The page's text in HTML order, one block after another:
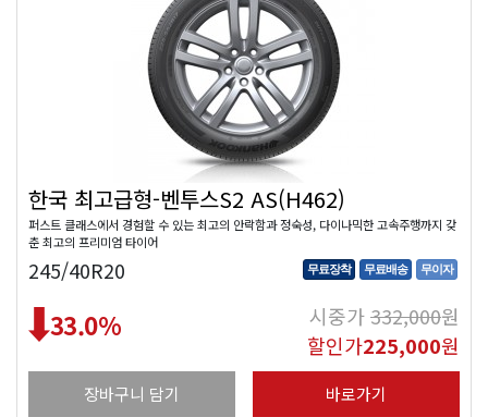
한국 최고급형-벤투스S2 AS(H462)
퍼스트 클래스에서 경험할 수 있는 최고의 안락함과 정숙성, 다이나믹한 고속주행까지 갖
춘 최고의 프리미엄 타이어
245/40R20 무료장착 무료배송 무이자
33.0% 시중가332,000원
할인가225,000원
장바구니 담기 바로가기